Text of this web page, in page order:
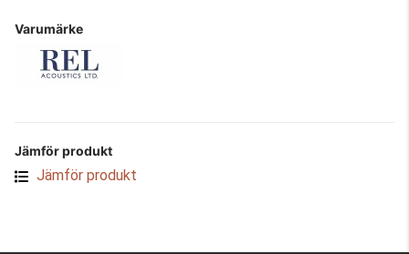
Varumärke
Jämför produkt
Jämför produkt